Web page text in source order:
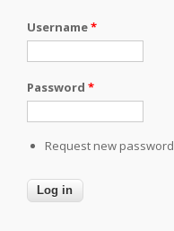
Username*
Password *
Request new password